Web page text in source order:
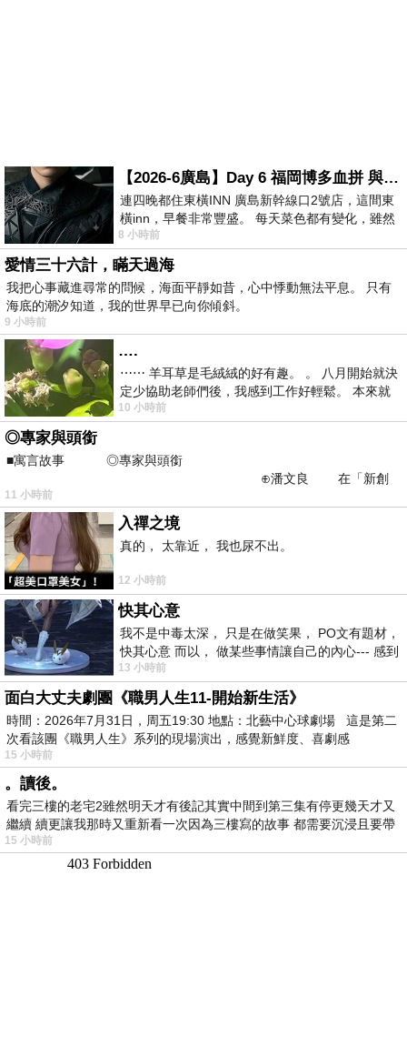
【2026-6廣島】Day 6 福岡博多血拼 與機場接送少年司機深夜對談
連四晚都住東橫INN 廣島新幹線口2號店，這間東
橫inn，早餐非常豐盛。 每天菜色都有變化，雖然
看到工作人員拿出料理包加熱，但
8 小時前
愛情三十六計，瞞天過海
我把心事藏進尋常的問候，海面平靜如昔，心中悸動無法平息。 只有
海底的潮汐知道，我的世界早已向你傾斜。
9 小時前
….
⋯⋯ 羊耳草是毛絨絨的好有趣。 。 八月開始就決
定少協助老師們後，我感到工作好輕鬆。 本來就
不是我的工作啊。 真
10 小時前
◎專家與頭銜
■寓言故事 ◎專家與頭銜
⊕潘文良 在「新創
之谷」裡——
11 小時前
入禪之境
真的， 太靠近， 我也尿不出。
12 小時前
快其心意
我不是中毒太深， 只是在做笑果， PO文有題材，
快其心意 而以， 做某些事情讓自己的內心--- 感到
愉快。
13 小時前
面白大丈夫劇團《職男人生11-開始新生活》
時間：2026年7月31日，周五19:30 地點：北藝中心球劇場 這是第二
次看該團《職男人生》系列的現場演出，感覺新鮮度、喜劇感
15 小時前
。讀後。
看完三樓的老宅2雖然明天才有後記其實中間到第三集有停更幾天才又
繼續 續更讓我那時又重新看一次因為三樓寫的故事 都需要沉浸且要帶
有
15 小時前